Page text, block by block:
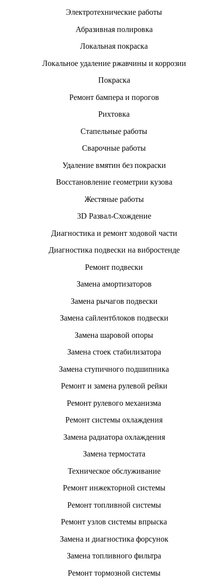
Электротехнические работы
Абразивная полировка
Локальная покраска
Локальное удаление ржавчины и коррозии
Покраска
Ремонт бампера и порогов
Рихтовка
Стапельные работы
Сварочные работы
Удаление вмятин без покраски
Восстановление геометрии кузова
Жестяные работы
3D Развал-Схождение
Диагностика и ремонт ходовой части
Диагностика подвески на вибростенде
Ремонт подвески
Замена амортизаторов
Замена рычагов подвески
Замена сайлентблоков подвески
Замена шаровой опоры
Замена стоек стабилизатора
Замена ступичного подшипника
Ремонт и замена рулевой рейки
Ремонт рулевого механизма
Ремонт системы охлаждения
Замена радиатора охлаждения
Замена термостата
Техническое обслуживание
Ремонт инжекторной системы
Ремонт топливной системы
Ремонт узлов системы впрыска
Замена и диагностика форсунок
Замена топливного фильтра
Ремонт тормозной системы